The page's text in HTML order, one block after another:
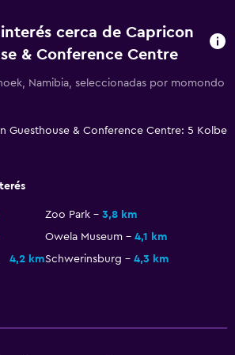
cerca de Capricon
& Conference Centre
Namibia, seleccionadas por momondo
Guesthouse & Conference Centre: 5 Kolbe
Zoo Park
3,8 km
Owela Museum
4,1 km
4,2 kmSchwerinsburg 4,3 km